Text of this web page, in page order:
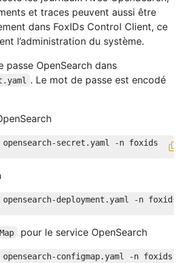
et traces peuvent aussi être
dans FoxIDs Control Client, ce
l’administration du système.
OpenSearch dans
. Le mot de passe est encodé
pour le service OpenSearch